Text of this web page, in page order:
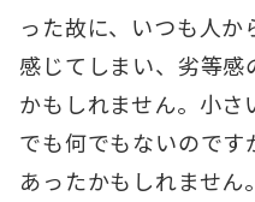
った故に、いつも人
感じてしまい、劣等感
かもしれません。小さ
でも何でもないので
あったかもしれませ